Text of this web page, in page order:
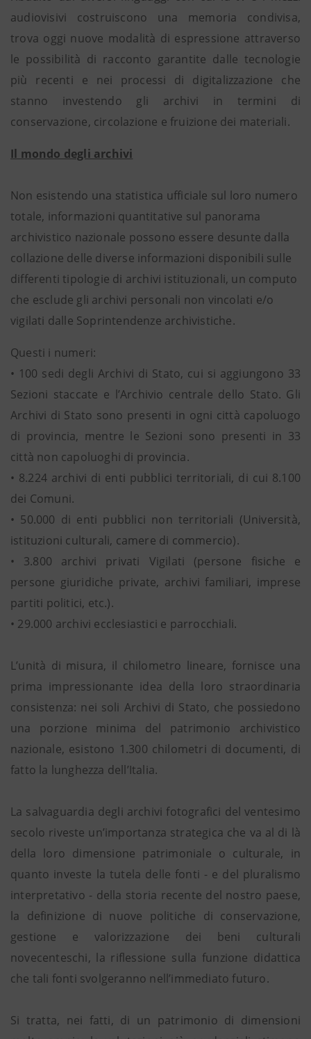
audiovisivi costruiscono una memoria condivisa,
trova oggi nuove modalità di espressione attraverso
le possibilità di racconto garantite dalle tecnologie
più recenti e nei processi di digitalizzazione che
stanno investendo gli archivi in termini di
conservazione, circolazione e fruizione dei materiali.
Il mondo degli archivi
Non esistendo una statistica ufficiale sul loro numero
totale, informazioni quantitative sul panorama
archivistico nazionale possono essere desunte dalla
collazione delle diverse informazioni disponibili sulle
differenti tipologie di archivi istituzionali, un computo
che esclude gli archivi personali non vincolati e/o
vigilati dalle Soprintendenze archivistiche.
Questi i numeri:
• 100 sedi degli Archivi di Stato, cui si aggiungono 33
Sezioni staccate e l’Archivio centrale dello Stato. Gli
Archivi di Stato sono presenti in ogni città capoluogo
di provincia, mentre le Sezioni sono presenti in 33
città non capoluoghi di provincia.
• 8.224 archivi di enti pubblici territoriali, di cui 8.100
dei Comuni.
• 50.000 di enti pubblici non territoriali (Università,
istituzioni culturali, camere di commercio).
• 3.800 archivi privati Vigilati (persone fisiche e
persone giuridiche private, archivi familiari, imprese
partiti politici, etc.).
• 29.000 archivi ecclesiastici e parrocchiali.
L’unità di misura, il chilometro lineare, fornisce una
prima impressionante idea della loro straordinaria
consistenza: nei soli Archivi di Stato, che possiedono
una porzione minima del patrimonio archivistico
nazionale, esistono 1.300 chilometri di documenti, di
fatto la lunghezza dell’Italia.
La salvaguardia degli archivi fotografici del ventesimo
secolo riveste un’importanza strategica che va al di là
della loro dimensione patrimoniale o culturale, in
quanto investe la tutela delle fonti - e del pluralismo
interpretativo - della storia recente del nostro paese,
la definizione di nuove politiche di conservazione,
gestione e valorizzazione dei beni culturali
novecenteschi, la riflessione sulla funzione didattica
che tali fonti svolgeranno nell’immediato futuro.
Si tratta, nei fatti, di un patrimonio di dimensioni